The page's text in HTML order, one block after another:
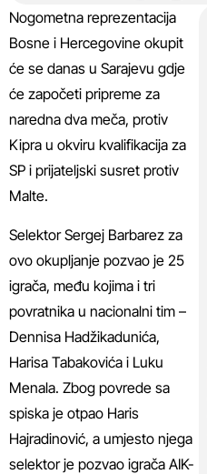
Nogometna reprezentacija
Bosne i Hercegovine okupit
će se danas u Sarajevu gdje
će započeti pripreme za
naredna dva meča, protiv
Kipra u okviru kvalifikacija za
SP i prijateljski susret protiv
Malte.
Selektor Sergej Barbarez za
ovo okupljanje pozvao je 25
igrača, među kojima i tri
povratnika u nacionalni tim –
Dennisa Hadžikadunića,
Harisa Tabakovića i Luku
Menala. Zbog povrede sa
spiska je otpao Haris
Hajradinović, a umjesto njega
selektor je pozvao igrača AIK-